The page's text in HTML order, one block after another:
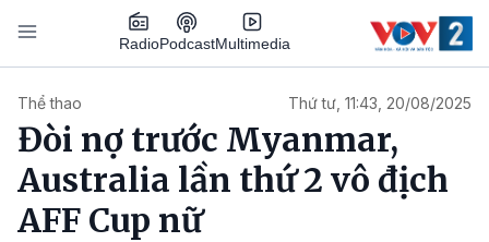
Nhảy đến nội dung
RadioPodcastMultimedia
Thể thao Thứ tư, 11:43, 20/08/2025
Đòi nợ trước Myanmar,
Australia lần thứ 2 vô địch
AFF Cup nữ